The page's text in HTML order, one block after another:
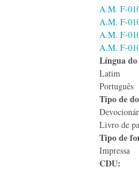
A.M. F-
A.M. F-
A.M. F-
A.M. F-
Língua
Latim
Português
Tipo de
Livro de
Tipo de
Impressa
CDU: